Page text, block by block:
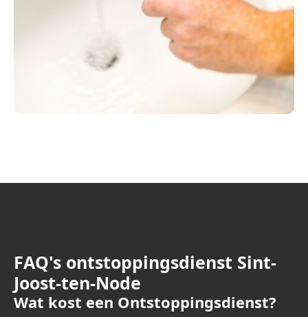
FAQ's ontstoppingsdienst Sint-
Joost-ten-Node
Wat kost een Ontstoppingsdienst?